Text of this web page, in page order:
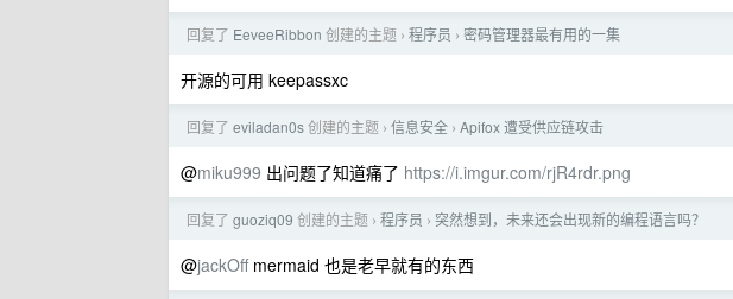
回复了 EeveeRibbon 创建的主题 › 程序员 › 密码管理器最有用的一集
开源的可用 keepassxc
回复了 eviladan0s创建的主题 › 信息安全 › Apifox 遭受供应链攻击
@miku999 出问题了知道痛了 https://i.imgur.com/rjR4rdr.png
回复了 guoziq09 创建的主题 › 程序员 › 突然想到，未来还会出现新的编程语言吗？
@jackOffmermaid 也是老早就有的东西